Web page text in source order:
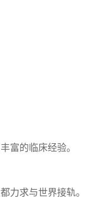
富的临床经验。
力求与世界接轨。